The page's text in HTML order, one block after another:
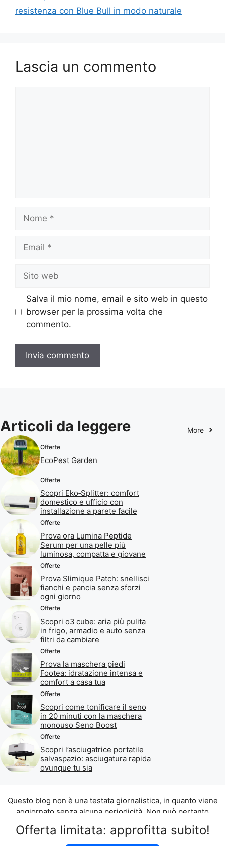
Offerta limitata: approfitta subito!
resistenza con Blue Bull in modo naturale
Lascia un commento
Nome
Email
Sito
web
Salva il mio nome, email e sito web in questo
browser per la prossima volta che
commento.
Articoli da leggere More
Offerte
EcoPest Garden
Offerte
Scopri Eko‑Splitter: comfort
domestico e ufficio con
installazione a parete facile
Offerte
Prova ora Lumina Peptide
Serum per una pelle più
luminosa, compatta e giovane
Offerte
Prova Slimique Patch: snellisci
fianchi e pancia senza sforzi
ogni giorno
Offerte
Scopri o3 cube: aria più pulita
in frigo, armadio e auto senza
filtri da cambiare
Offerte
Prova la maschera piedi
Footea: idratazione intensa e
comfort a casa tua
Offerte
Scopri come tonificare il seno
in 20 minuti con la maschera
monouso Seno Boost
Offerte
Scopri l’asciugatrice portatile
salvaspazio: asciugatura rapida
ovunque tu sia
Questo blog non è una testata giornalistica, in quanto viene
aggiornato senza alcuna periodicità. Non può pertanto
del 07.03.2001.